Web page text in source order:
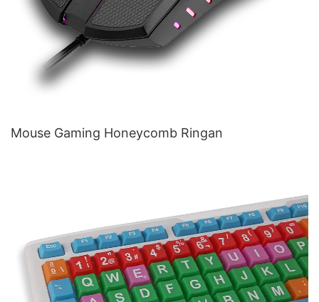
Mouse Gaming Honeycomb Ringan